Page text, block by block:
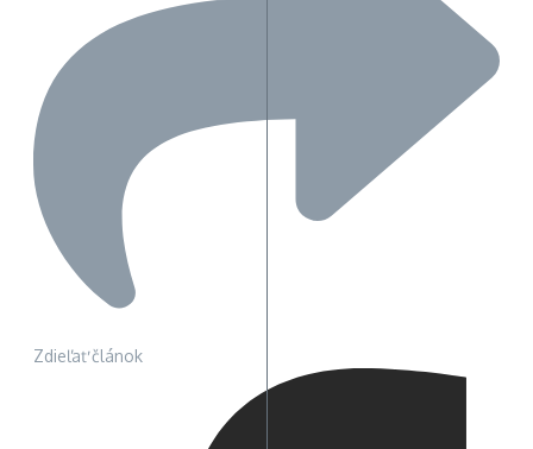
Zdieľať článok